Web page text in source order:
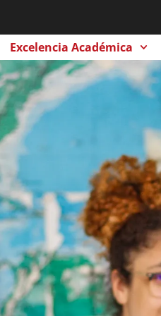
Excelencia Académica